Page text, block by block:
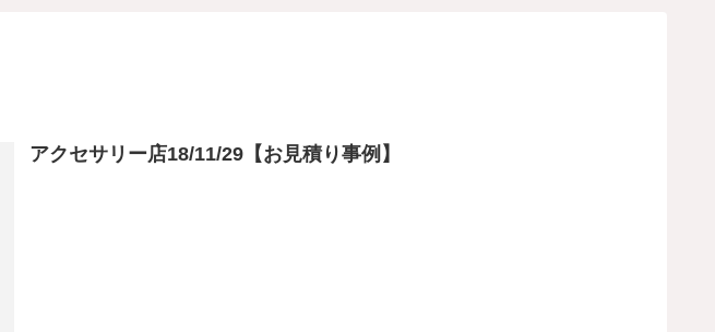
アクセサリー店18/11/29【お見積り事例】